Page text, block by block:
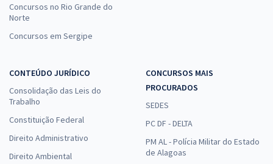
Concursos no Rio Grande do
Norte
Concursos em Sergipe
CONTEÚDO JURÍDICO
Consolidação das Leis do
Trabalho
Constituição Federal
Direito Administrativo
Direito Ambiental
CONCURSOS MAIS
PROCURADOS
SEDES
PC DF - DELTA
PM AL - Polícia Militar do Estado
de Alagoas